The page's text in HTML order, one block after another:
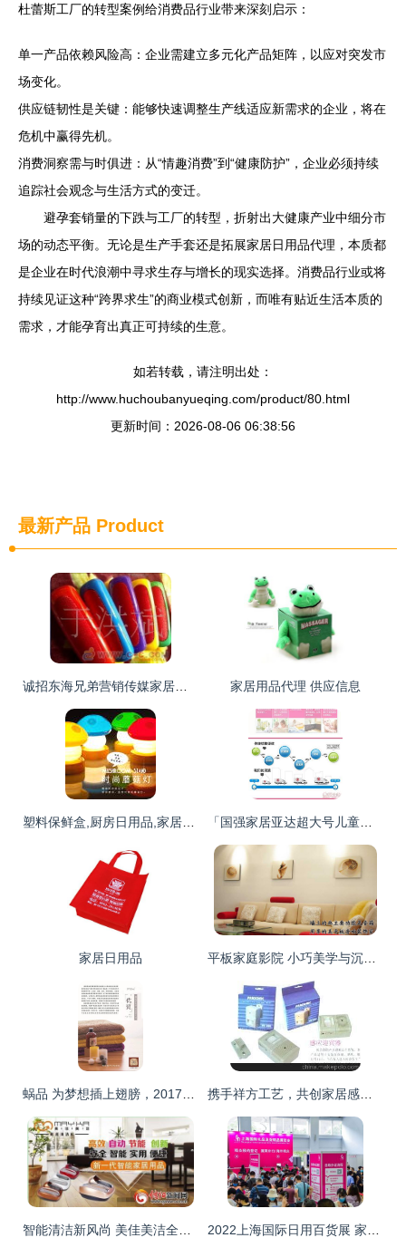
杜蕾斯工厂的转型案例给消费品行业带来深刻启示：
单一产品依赖风险高：企业需建立多元化产品矩阵，以应对突发市
场变化。
供应链韧性是关键：能够快速调整生产线适应新需求的企业，将在
危机中赢得先机。
消费洞察需与时俱进：从“情趣消费”到“健康防护”，企业必须持续
追踪社会观念与生活方式的变迁。
避孕套销量的下跌与工厂的转型，折射出大健康产业中细分市
场的动态平衡。无论是生产手套还是拓展家居日用品代理，本质都
是企业在时代浪潮中寻求生存与增长的现实选择。消费品行业或将
持续见证这种“跨界求生”的商业模式创新，而唯有贴近生活本质的
需求，才能孕育出真正可持续的生意。
如若转载，请注明出处：
http://www.huchoubanyueqing.com/product/80.html
更新时间：2026-08-06 06:38:56
最新产品 Product
家居用品代理 供应信息
家居日用品